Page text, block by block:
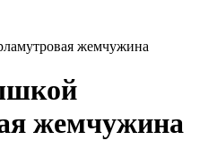
жемчужина
жемчужина